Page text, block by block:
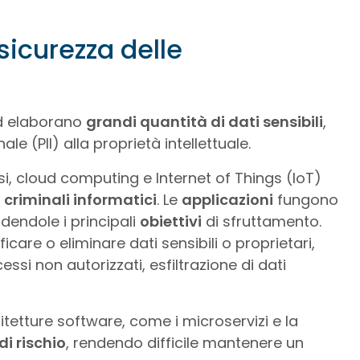
delle
elaborano grandi quantità di dati sensibili,
(PII) alla proprietà intellettuale.
cloud computing e Internet of Things (IoT)
criminali informatici. Le applicazioni fungono
i principali obiettivi di sfruttamento.
o eliminare dati sensibili o proprietari,
non autorizzati, esfiltrazione di dati
software, come i microservizi e la
rischio, rendendo difficile mantenere un